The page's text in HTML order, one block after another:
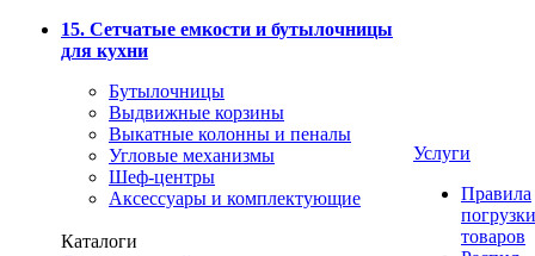
15. Сетчатые емкости и бутылочницы
для кухни
Бутылочницы
Выдвижные корзины
Выкатные колонны и пеналы
Угловые механизмы
Шеф-центры
Аксессуары и комплектующие
Каталоги
Услуги
Правила
погрузки
товаров